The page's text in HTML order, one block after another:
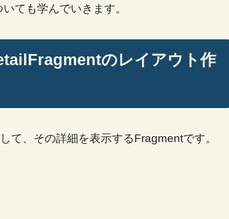
いても学んでいきます。
のレイアウト作
て、その詳細を表示するFragmentです。